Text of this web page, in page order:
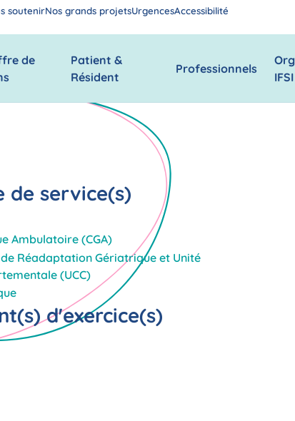
soutenirNos grands projetsUrgencesAccessibilité
de
Patient &
Résident
Professionnels
de service(s)
Ambulatoire (CGA)
Réadaptation Gériatrique et Unité
(UCC)
d'exercice(s)